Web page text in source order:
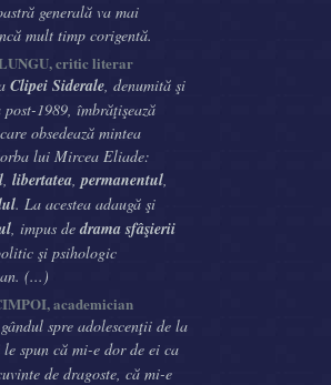
generală va mai
mult timp corigentă.
critic literar
Clipei Siderale, denumită şi
post-1989, îmbrăţişează
obsedează mintea
lui Mircea Eliade:
, libertatea,permanentul,
. La acestea adaugă şi
, impus dedrama sfâşierii
şi psihologic
(...)
academician
spre adolescenţii de la
le spun că mi-e dor de ei ca
de dragoste, că mi-e